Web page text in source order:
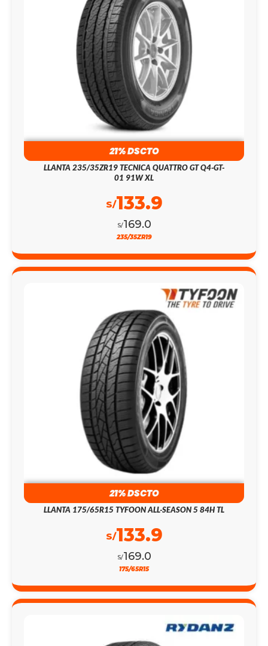
21% DSCTO
LLANTA 235/35ZR19 TECNICA QUATTRO GT Q4-GT-
01 91W XL
S/169.0
S/133.9
235/35ZR19
21% DSCTO
LLANTA 175/65R15 TYFOON ALL-SEASON 5 84H TL
S/169.0
S/133.9
175/65R15